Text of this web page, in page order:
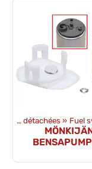
Pièces détachées ‪» Fuel